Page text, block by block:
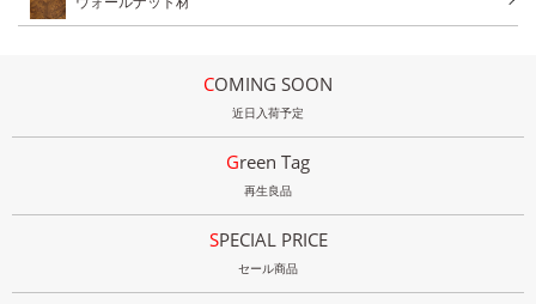
COMING SOON
近日入荷予定
Green Tag
再生良品
SPECIAL PRICE
セール商品